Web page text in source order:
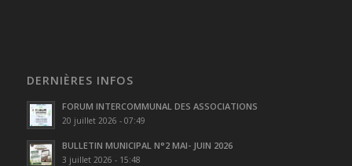
DERNIÈRES INFOS
FORUM INTERCOMMUNAL DES ASSOCIATIONS
20 juillet 2026 - 07:49
BULLETIN MUNICIPAL N°2 MAI- JUIN 2026
3 juillet 2026 - 15:48